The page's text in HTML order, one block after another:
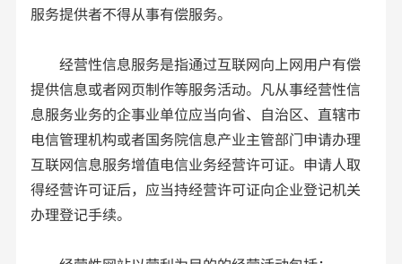
服务提供者不得从事有偿服务。
经营性信息服务是指通过互联网向上网用户有偿
提供信息或者网页制作等服务活动。凡从事经营性信
息服务业务的企事业单位应当向省、自治区、直辖市
电信管理机构或者国务院信息产业主管部门申请办理
互联网信息服务增值电信业务经营许可证。申请人取
得经营许可证后，应当持经营许可证向企业登记机关
办理登记手续。